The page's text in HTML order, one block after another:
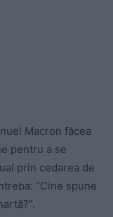
Macron făcea
pentru a se
prin cedarea de
“Cine spune